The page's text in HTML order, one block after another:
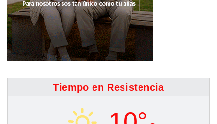
Tiempo en Resistencia